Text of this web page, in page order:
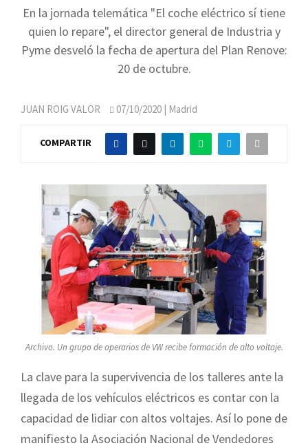
En la jornada telemática "El coche eléctrico sí tiene
quien lo repare", el director general de Industria y
Pyme desveló la fecha de apertura del Plan Renove:
20 de octubre.
JUAN ROIG VALOR 07/10/2020 | Madrid
COMPARTIR
Archivo. Un grupo de operarios de VW recibe formación de alto voltaje.
La clave para la supervivencia de los talleres ante la
llegada de los vehículos eléctricos es contar con la
capacidad de lidiar con altos voltajes. Así lo pone de
manifiesto la Asociación Nacional de Vendedores